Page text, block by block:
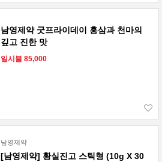
남영제약 굿프라이데이 홍삼과 천마의
깊고 진한 맛
일시불 85,000
남영제약
[남영제약] 황실진고 스틱형 (10g X 30